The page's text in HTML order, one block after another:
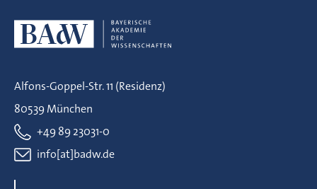
Alfons-Goppel-Str. 11 (Residenz)
80539 München
+49 89 23031-0
info[at]badw.de